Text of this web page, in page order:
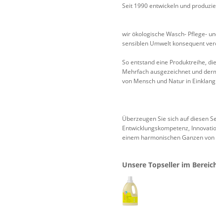
Seit 1990 entwickeln und
wir ökologische Wasch- Pflege-
sensiblen Umwelt konsequent
So entstand eine Produktreihe,
Mehrfach ausgezeichnet und
von Mensch und Natur in
Überzeugen Sie sich auf diesen
Entwicklungskompetenz,
einem harmonischen Ganzen
Unsere Topseller im